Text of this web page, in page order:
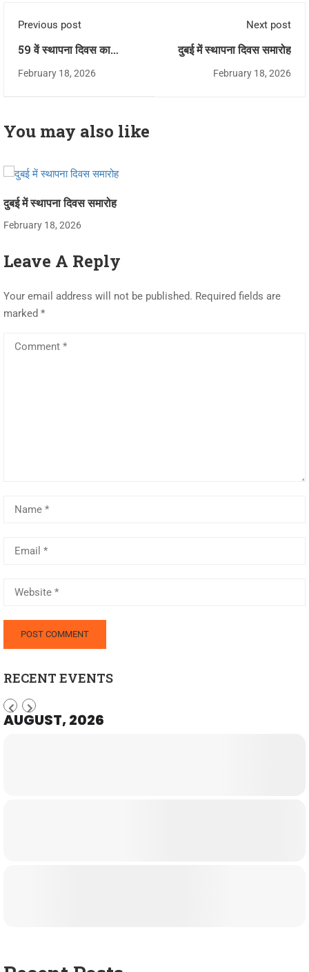
Previous post
59 वें स्थापना दिवस का
आयोजन मेरठ में
February 18, 2026
Next post
दुबई में स्थापना दिवस समारोह
February 18, 2026
You may also like
दुबई में स्थापना दिवस समारोह
February 18, 2026
Leave A Reply
Your email address will not be published. Required fields are
marked *
RECENT EVENTS
AUGUST, 2026